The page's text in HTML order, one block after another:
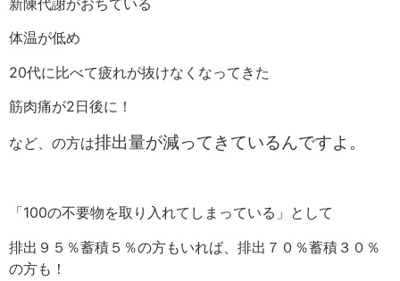
新陳代謝がおちている
体温が低め
20代に比べて疲れが抜けなくなってきた
筋肉痛が2日後に！
など、の方は排出量が減ってきているんですよ。
「100の不要物を取り入れてしまっている」として
排出９５％蓄積５％の方もいれば、排出７０％蓄積３０％
の方も！